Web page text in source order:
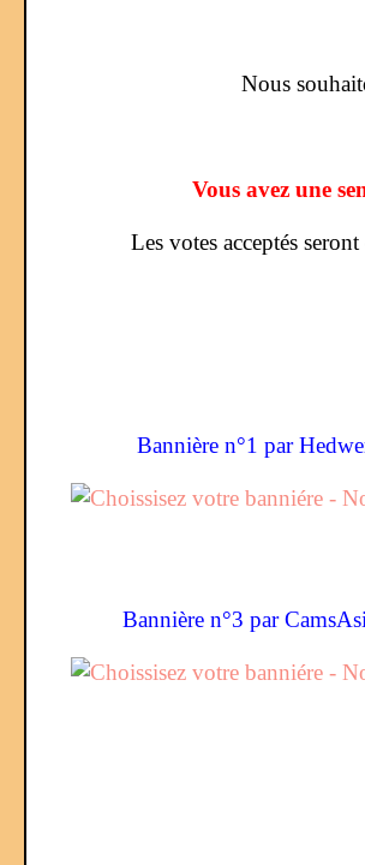
Nous
Vous avez une
Les votes acceptés
Bannière n°1 par
Bannière n°3 par